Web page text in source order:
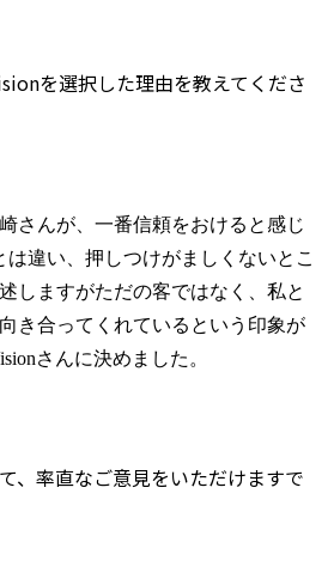
を選択した理由を教えてくださ
さんが、一番信頼をおけると感じ
違い、押しつけがましくないとこ
しますがただの客ではなく、私と
き合ってくれているという印象が
さんに決めました。
、率直なご意見をいただけますで